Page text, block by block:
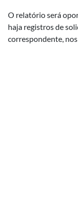
O relatório será
haja registros de
correspondente,